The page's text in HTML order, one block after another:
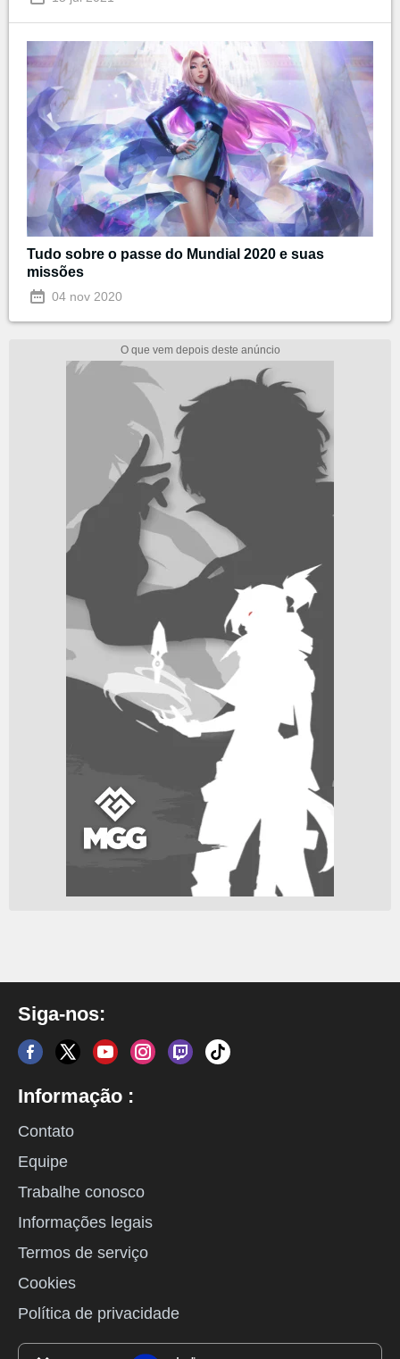
Tudo sobre o passe do Mundial 2020 e suas
missões
04 nov 2020
Siga-nos:
Informação :
Contato
Equipe
Trabalhe conosco
Informações legais
Termos de serviço
Cookies
Política de privacidade